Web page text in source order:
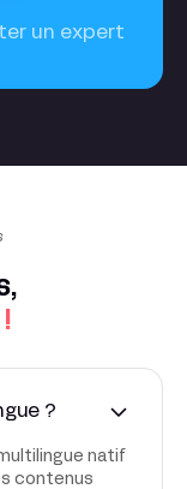
un expert
?
natif
contenus